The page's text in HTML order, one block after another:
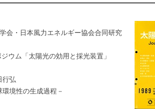
会・日本風力エネルギー協会合同研究
ウム「太陽光の効用と採光装置」
行弘
境性の生成過程－